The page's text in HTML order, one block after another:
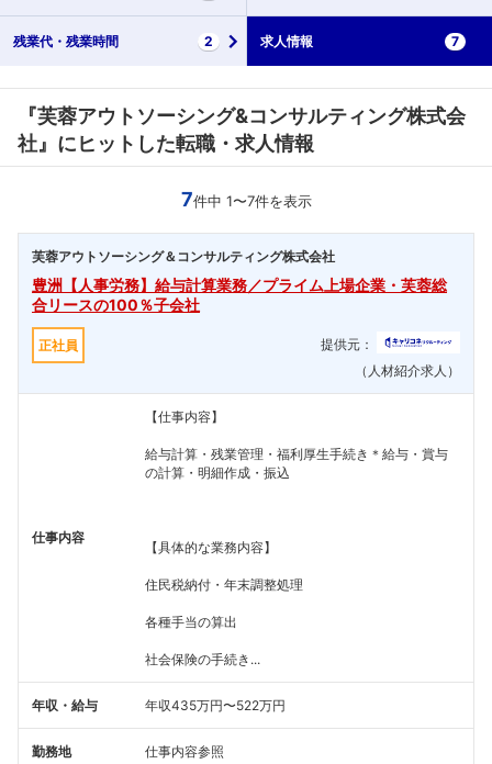
残業代・ 残業時間 2 求人情報 7
『芙蓉アウトソーシング&コンサルティング株式会
社』にヒットした転職・求人情報
7件中 1〜7件を表示
芙蓉アウトソーシング＆コンサルティング株式会社
豊洲【人事労務】給与計算業務／プライム上場企業・芙蓉総
合リースの100％子会社
正社員
提供元：
（人材紹介求人）
仕事内容
【仕事内容】
給与計算・残業管理・福利厚生手続き＊給与・賞与
の計算・明細作成・振込
【具体的な業務内容】
住民税納付・年末調整処理
各種手当の算出
社会保険の手続き...
年収・給与 年収435万円〜522万円
勤務地 仕事内容参照